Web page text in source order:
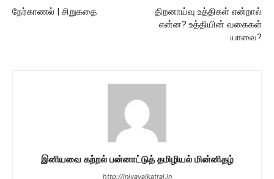
நேர்காணல் | சிறுகதை
திறனாய்வு உத்திகள் என்றால்
என்ன? உத்தியின் வகைகள்
யாவை?
இனியவை கற்றல் பன்னாட்டுத் தமிழியல் மின்னிதழ்
http://iniyavaikatral.in